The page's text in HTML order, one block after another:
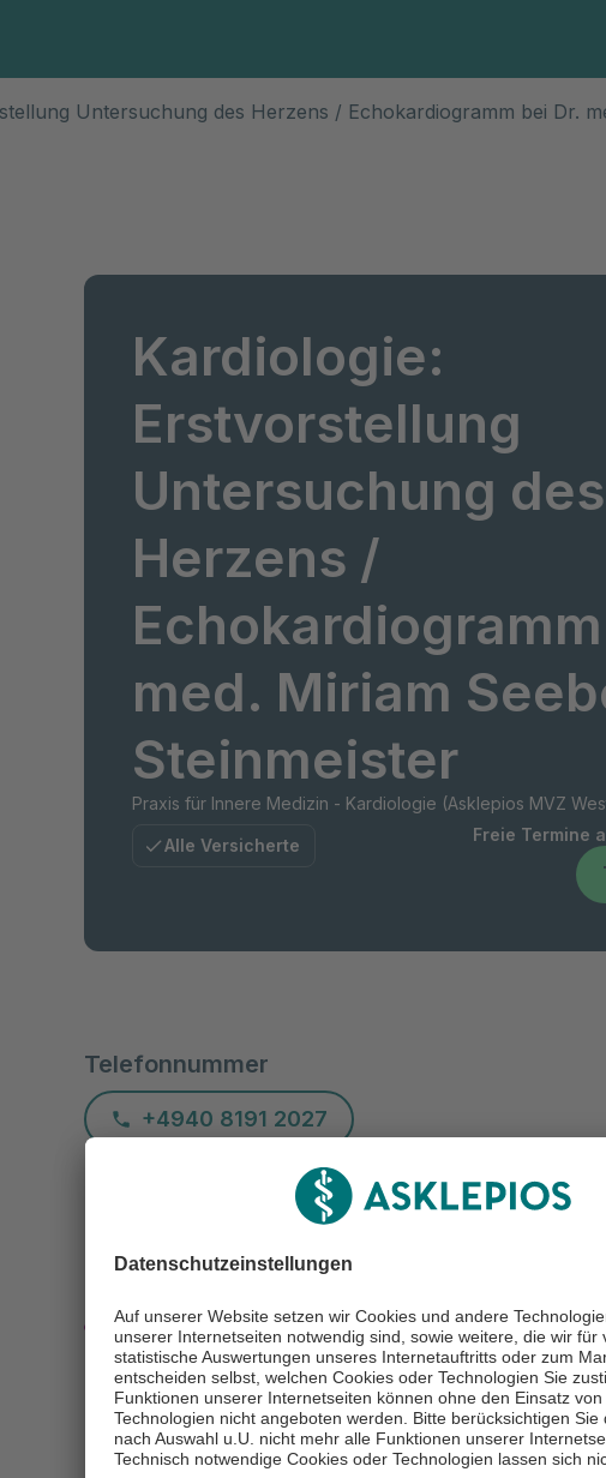
Untersuchung des Herzens / Echokardiogramm bei Dr.
Kardiologie:
Erstvorstellung
Untersuchung des
Herzens /
med. Miriam
Steinmeister
Praxis für Innere Medizin - Kardiologie (Asklepios MVZ
Alle Versicherte
Freie Termine
Telefonnummer
+4940 8191 2027
Beschreibung
Bitte bringen Sie IhreGesundheitskarte,nach
aktuellenbundeseinheitlichen
Befundemit.